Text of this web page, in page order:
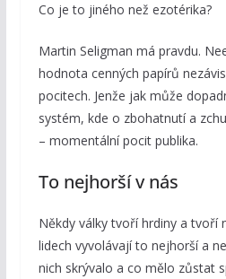
Co je to jiného než ezotérika?
Martin Seligman má pravdu.
hodnota cenných papírů
pocitech. Jenže jak může
systém, kde o zbohatnutí a
– momentální pocit publika.
To nejhorší v nás
Někdy války tvoří hrdiny a tvoří
lidech vyvolávají to nejhorší a
nich skrývalo a co mělo zůstat